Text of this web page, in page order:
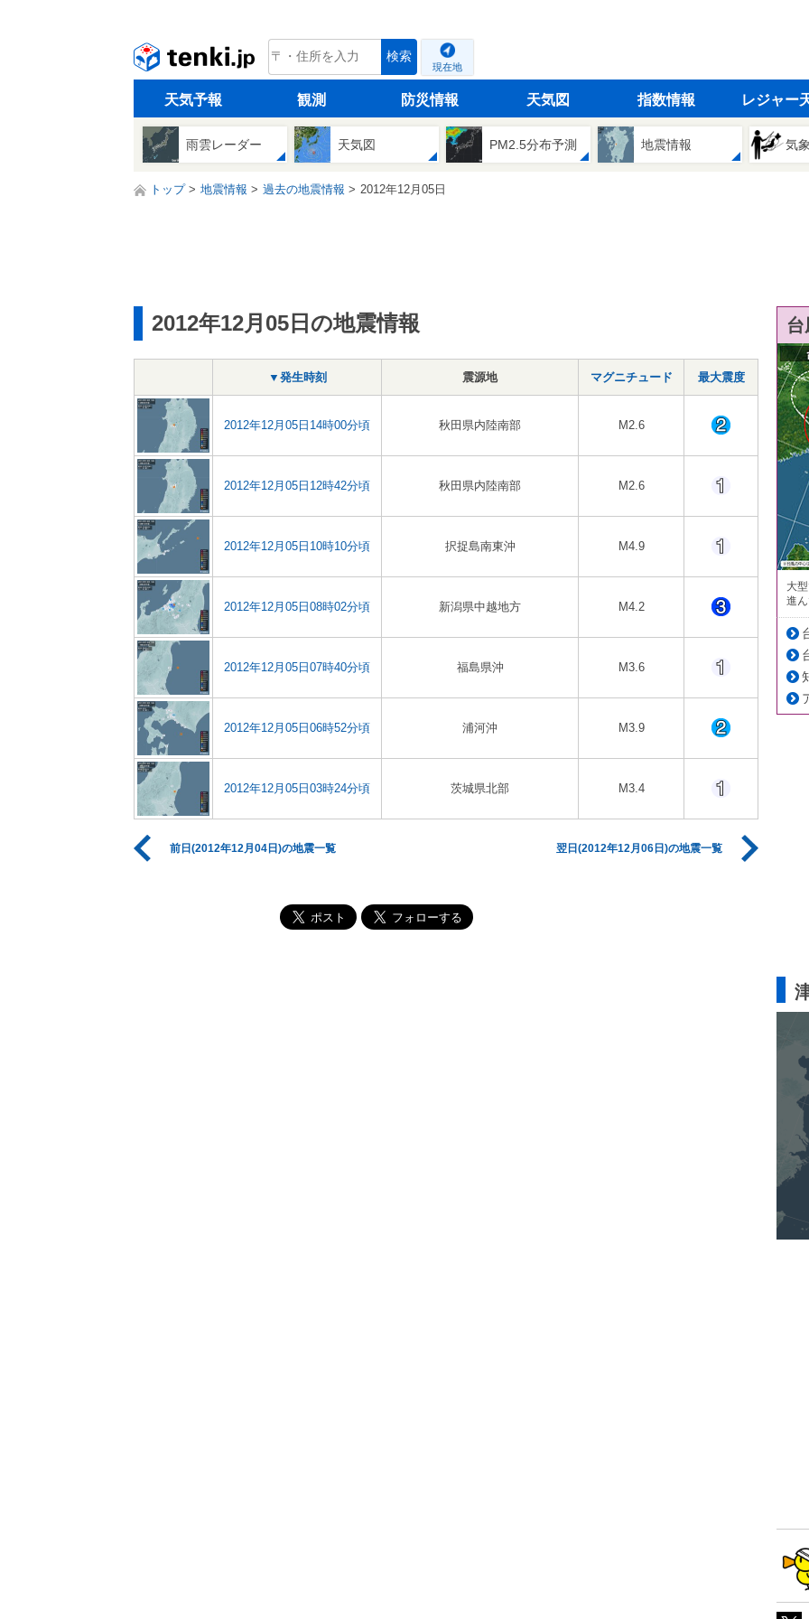
tenki.jp 検索
現在地
天気予報 観測 防災情報 天気図 指数情報 レジャー
雨雲レーダー 天気図 PM2.5分布予測 地震情報 気
トップ 地震情報 過去の地震情報 2012年12月05日
2012年12月05日の地震情報
▼発生時刻 震源地 マグニチュード 最大震度
2012年12月05日14時00分頃 秋田県内陸南部 M2.6
2012年12月05日12時42分頃 秋田県内陸南部 M2.6
2012年12月05日10時10分頃 択捉島南東沖 M4.9
2012年12月05日08時02分頃 新潟県中越地方 M4.2
2012年12月05日07時40分頃 福島県沖 M3.6
2012年12月05日06時52分頃 浦河沖 M3.9
2012年12月05日03時24分頃 茨城県北部 M3.4
前日(2012年12月04日)の地震一覧 翌日(2012年12月06日)の地震一覧
大
進